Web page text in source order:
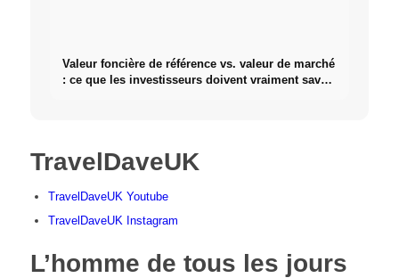
Valeur foncière de référence vs. valeur de marché
: ce que les investisseurs doivent vraiment savoir
TravelDaveUK
TravelDaveUK Youtube
TravelDaveUK Instagram
L’homme de tous les jours